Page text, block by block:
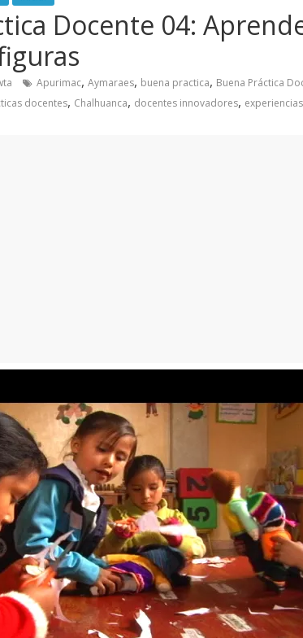
Docente 04:
Apurimac, Aymaraes, buena practica, Buena Práctica
docentes, Chalhuanca, docentes innovadores,